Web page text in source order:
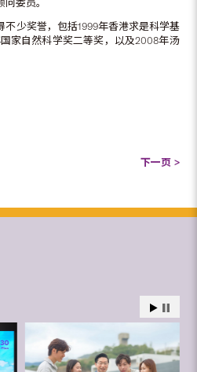
委员。
不少奖誉，包括1999年香港求是科学基
家自然科学奖二等奖，以及2008年汤
下一页 >